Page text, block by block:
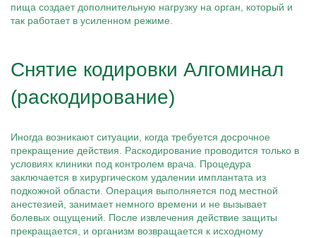
пища создает дополнительную нагрузку на орган, который и
так работает в усиленном режиме.
Снятие кодировки Алгоминал
(раскодирование)
Иногда возникают ситуации, когда требуется досрочное
прекращение действия. Раскодирование проводится только в
условиях клиники под контролем врача. Процедура
заключается в хирургическом удалении имплантата из
подкожной области. Операция выполняется под местной
анестезией, занимает немного времени и не вызывает
болевых ощущений. После извлечения действие защиты
прекращается, и организм возвращается к исходному